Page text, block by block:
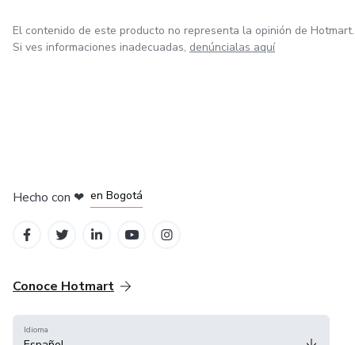
El contenido de este producto no representa la opinión de Hotmart.
Si ves informaciones inadecuadas, denúncialas aquí
Hecho con ❤ en Bogotá
Conoce Hotmart
Idioma